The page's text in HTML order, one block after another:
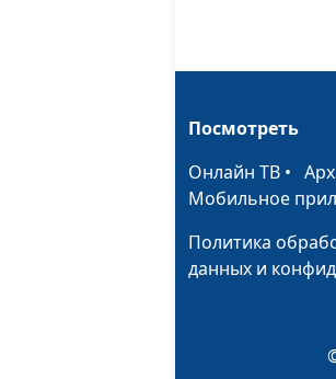
Посмотреть
Онлайн ТВ •
Мобильное
Политика
данных и